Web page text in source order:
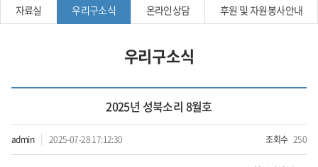
자료실 우리구소식 온라인상담 후원 및 자원봉사안내
우리구소식
2025년 성북소리 8월호
admin 2025-07-28 17:12:30 조회수 250